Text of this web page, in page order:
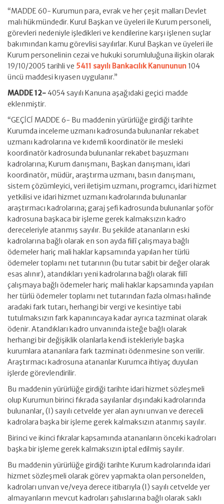
“MADDE 60- Kurumun para, evrak ve her çeşit malları Devlet
malı hükmündedir. Kurul Başkan ve üyeleri ile Kurum personeli,
görevleri nedeniyle işledikleri ve kendilerine karşı işlenen suçlar
bakımından kamu görevlisi sayılırlar. Kurul Başkan ve üyeleri ile
Kurum personelinin cezai ve hukuki sorumluluğuna ilişkin olarak
19/10/2005 tarihli ve 5411 sayılı Bankacılık Kanununun 104
üncü maddesi kıyasen uygulanır.”
MADDE 12- 4054 sayılı Kanuna aşağıdaki geçici madde
eklenmiştir.
“GEÇİCİ MADDE 6- Bu maddenin yürürlüğe girdiği tarihte
Kurumda inceleme uzmanı kadrosunda bulunanlar rekabet
uzmanı kadrolarına ve kıdemli koordinatör ile mesleki
koordinatör kadrosunda bulunanlar rekabet başuzmanı
kadrolarına; Kurum danışmanı, Başkan danışmanı, idari
koordinatör, müdür, araştırma uzmanı, basın danışmanı,
sistem çözümleyici, veri iletişim uzmanı, programcı, idari hizmet
yetkilisi ve idari hizmet uzmanı kadrolarında bulunanlar
araştırmacı kadrolarına; garaj şefi kadrosunda bulunanlar şoför
kadrosuna başkaca bir işleme gerek kalmaksızın kadro
dereceleriyle atanmış sayılır. Bu şekilde atananların eski
kadrolarına bağlı olarak en son ayda fiilî çalışmaya bağlı
ödemeler hariç mali haklar kapsamında yapılan her türlü
ödemeler toplamı net tutarının (bu tutar sabit bir değer olarak
esas alınır), atandıkları yeni kadrolarına bağlı olarak fiilî
çalışmaya bağlı ödemeler hariç mali haklar kapsamında yapılan
her türlü ödemeler toplamı net tutarından fazla olması halinde
aradaki fark tutarı, herhangi bir vergi ve kesintiye tabi
tutulmaksızın fark kapanıncaya kadar ayrıca tazminat olarak
ödenir. Atandıkları kadro unvanında isteğe bağlı olarak
herhangi bir değişiklik olanlarla kendi istekleriyle başka
kurumlara atananlara fark tazminatı ödenmesine son verilir.
Araştırmacı kadrosuna atananlar Kurumca ihtiyaç duyulan
işlerde görevlendirilir.
Bu maddenin yürürlüğe girdiği tarihte idari hizmet sözleşmeli
olup Kurumun birinci fıkrada sayılanlar dışındaki kadrolarında
bulunanlar, (I) sayılı cetvelde yer alan aynı unvan ve dereceli
kadrolara başka bir işleme gerek kalmaksızın atanmış sayılır.
Birinci ve ikinci fıkralar kapsamında atananların önceki kadroları
başka bir işleme gerek kalmaksızın iptal edilmiş sayılır.
Bu maddenin yürürlüğe girdiği tarihte Kurum kadrolarında idari
hizmet sözleşmeli olarak görev yapmakta olan personelden,
kadroları unvan ve/veya derece itibarıyla (I) sayılı cetvelde yer
almayanların mevcut kadroları şahıslarına bağlı olarak saklı